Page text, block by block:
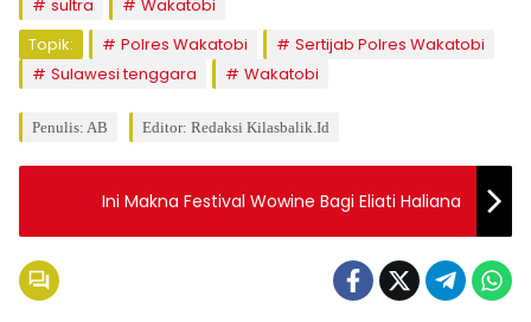
sultra
Wakatobi
Topik:
Polres Wakatobi
Sertijab Polres Wakatobi
Sulawesi tenggara
Wakatobi
Penulis: AB Editor: Redaksi Kilasbalik.id
Ini Makna Festival Wowine Bagi Eliati Haliana